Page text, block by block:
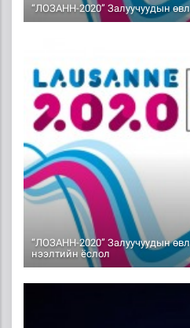
“ЛОЗАНН-2020” Залуучуудын
“ЛОЗАНН-2020” Залуучуудын
нээлтийн ёслол